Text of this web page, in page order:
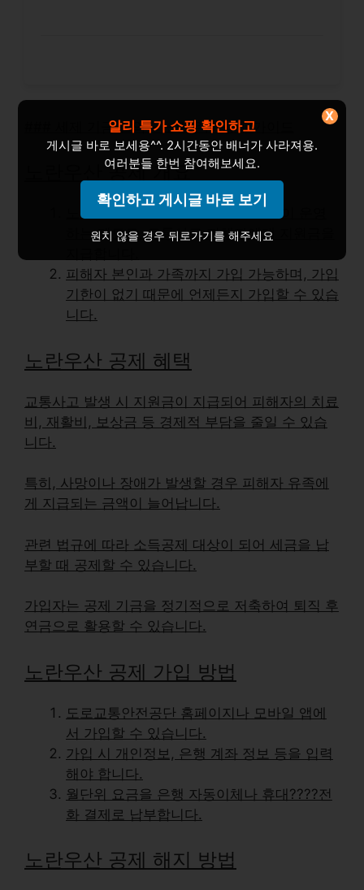
### 세제 기금 절약 – 노란우산 공제 가이드
노란우산 공제 개요
노란우산 공제는 도로교통안전공단이 운영
하는 제도로, 교통사고 피해자에게 지원금을
피해자 본인과 가족까지 가입 가능하며, 가입
기한이 없기 때문에 언제든지 가입할 수 있습
니다.
노란우산 공제 혜택
교통사고 발생 시 지원금이 지급되어 피해자의 치료
비, 재활비, 보상금 등 경제적 부담을 줄일 수 있습
니다.
특히, 사망이나 장애 가 발생할 경우 피해자 유족에
게 지급되는 금액이 늘어납니다.
관련 법규에 따라 소득공제 대상이 되어 세금을 납
부할 때 공제할 수 있습니다.
가입자는 공제 기금을 정기적으로 저축하여 퇴직 후
연금으로 활용할 수 있습니다.
노란우산 공제 가입 방법
도로교통안전공단 홈페이지나 모바일 앱에
서 가입할 수 있습니다.
가입 시 개인정보, 은행 계좌 정보 등을 입력
해야 합니다.
월단위 요금을 은행 자동이체나 휴대????전
화 결제로 납부합니다.
노란우산 공제 해지 방법
알리 특가 쇼핑 확인하고
게시글 바로 보세용^^. 2시간동안 배너가 사라져용.
여러분들 한번 참여해보세요.
확인하고 게시글 바로 보기
원치 않을 경우 뒤로가기를 해주세요
X